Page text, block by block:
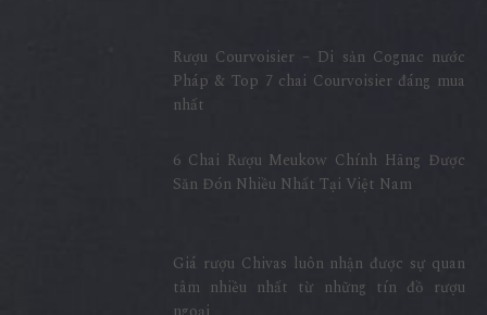
Pháp & Top 7 chai Courvoisier đáng mua
nhất
Săn Đón Nhiều Nhất Tại Việt Nam
tâm nhiều nhất từ những tín đồ rượu
ngoại